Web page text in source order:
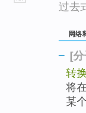
过去
网络
[
转
将
某